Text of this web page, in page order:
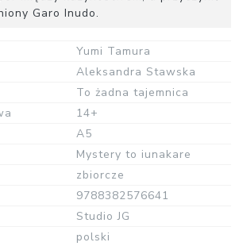
Garo Inudo.
Yumi Tamura
Aleksandra Stawska
To żadna tajemnica
14+
A5
Mystery to iunakare
zbiorcze
9788382576641
Studio JG
polski